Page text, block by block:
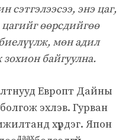
сэтгэлээсээ, энэ цаг,
өөрсдийгөө
мөн адил
байгуулна.
Европт Дайны
эхлэв. Гурван
хүрдэг. Япон